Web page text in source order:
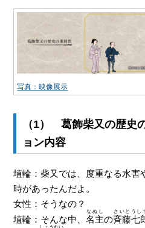
写真：映像展示
（1） 葛飾柴又の歴
ョン内容
埴輪：柴又では、度重なる水害
時があったんだよ。
女性：そうなの？
埴輪：そんな中、名主
なぬし
の斉藤七
さいとうし